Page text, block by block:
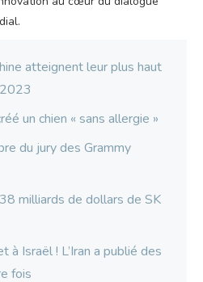
atteignent leur plus haut
un chien « sans allergie »
du jury des Grammy
milliards de dollars de SK
à Israël ! L’Iran a publié des
fois